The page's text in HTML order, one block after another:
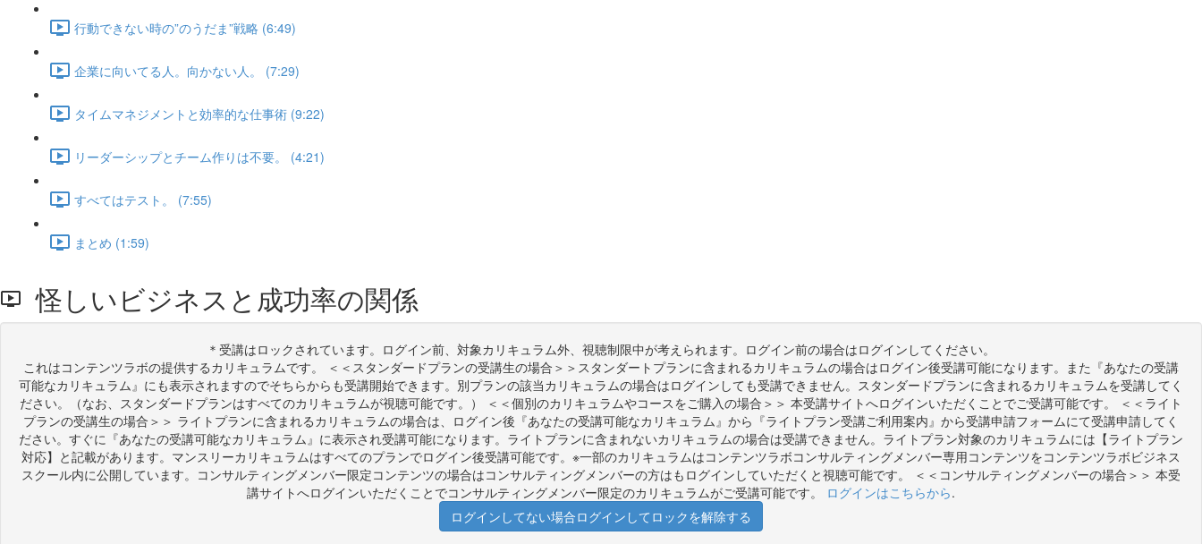
行動できない時の”のうだま”戦略 (6:49)
企業に向いてる人。向かない人。 (7:29)
タイムマネジメントと効率的な仕事術 (9:22)
リーダーシップとチーム作りは不要。 (4:21)
すべてはテスト。 (7:55)
まとめ (1:59)
怪しいビジネスと成功率の関係
＊受講はロックされています。ログイン前、対象カリキュラム外、視聴制限中が考えられます。ログイン前の場合はログインしてください。
これはコンテンツラボの提供するカリキュラムです。 ＜＜スタンダードプランの受講生の場合＞＞スタンダートプランに含まれるカリキュラムの場合はログイン後受講可能になります。また『あなたの受講
可能なカリキュラム』にも表示されますのでそちらからも受講開始できます。別プランの該当カリキュラムの場合はログインしても受講できません。スタンダードプランに含まれるカリキュラムを受講してく
ださい。（なお、スタンダードプランはすべてのカリキュラムが視聴可能です。） ＜＜個別のカリキュラムやコースをご購入の場合＞＞ 本受講サイトへログインいただくことでご受講可能です。 ＜＜ライト
プランの受講生の場合＞＞ ライトプランに含まれるカリキュラムの場合は、ログイン後『あなたの受講可能なカリキュラム』から『ライトプラン受講ご利用案内』から受講申請フォームにて受講申請してく
ださい。すぐに『あなたの受講可能なカリキュラム』に表示され受講可能になります。ライトプランに含まれないカリキュラムの場合は受講できません。ライトプラン対象のカリキュラムには【ライトプラン
対応】と記載があります。マンスリーカリキュラムはすべてのプランでログイン後受講可能です。※一部のカリキュラムはコンテンツラボコンサルティングメンバー専用コンテンツをコンテンツラボビジネス
スクール内に公開しています。コンサルティングメンバー限定コンテンツの場合はコンサルティングメンバーの方はもログインしていただくと視聴可能です。 ＜＜コンサルティングメンバーの場合＞＞ 本受
講サイトへログインいただくことでコンサルティングメンバー限定のカリキュラムがご受講可能です。 ログインはこちらから.
ログインしてない場合ログインしてロックを解除する